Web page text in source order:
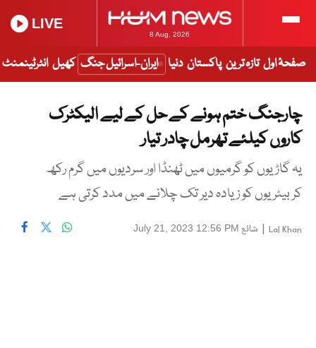
8 Aug, 2026
LIVE
صفحۂ اول تازہ ترین پاکستان دنیا ایران-اسرائیل جنگ کھیل انٹرٹینمنٹ
چارجنگ ختم ہونے کے حل کے لیے الیکٹرک
کاروں کیلئے تھرمل چادر تیار
یہ گاڑیوں کو گرمیوں میں ٹھنڈا اور سردیوں میں گرم رکھ
کر بیٹریوں کو زیادہ دیر تک چلانے میں مدد کرتی ہے
Lal Khan
| شائع July 21, 2023 12:56 PM